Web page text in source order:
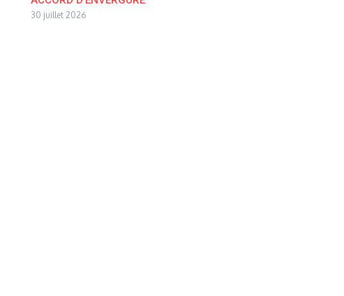
30 juillet 2026